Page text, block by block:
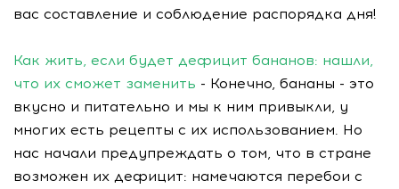
вас составление и соблюдение распорядка дня!
Как жить, если будет дефицит бананов: нашли,
что их сможет заменить - Конечно, бананы - это
вкусно и питательно и мы к ним привыкли, у
многих есть рецепты с их использованием. Но
нас начали предупреждать о том, что в стране
возможен их дефицит: намечаются перебои с